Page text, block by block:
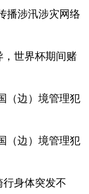
播涉汛涉灾网络
世界杯期间赌
（边）境管理犯
（边）境管理犯
身体突发不